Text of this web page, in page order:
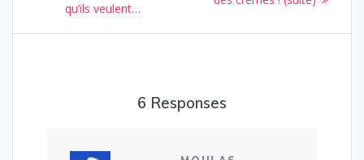
l’articlequ’ils veulent…
6 Responses